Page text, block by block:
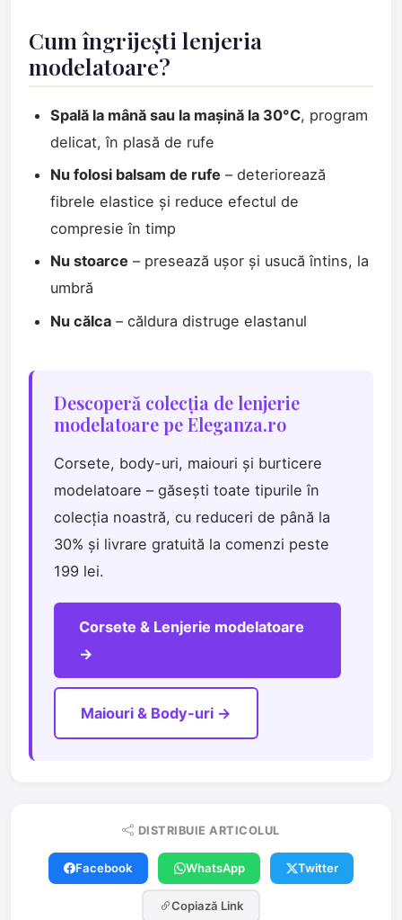
Cum îngrijești lenjeria
modelatoare?
Spală la mână sau la mașină la 30°C, program
delicat, în plasă de rufe
Nu folosi balsam de rufe – deteriorează
fibrele elastice și reduce efectul de
compresie în timp
Nu stoarce – presează ușor și usucă întins, la
umbră
Nu călca – căldura distruge elastanul
Descoperă colecția de lenjerie
modelatoare pe Eleganza.ro
Corsete, body-uri, maiouri și burticere
modelatoare – găsești toate tipurile în
colecția noastră, cu reduceri de până la
30% și livrare gratuită la comenzi peste
199 lei.
Corsete & Lenjerie modelatoare
→
Maiouri & Body-uri →
DISTRIBUIE ARTICOLUL
Facebook WhatsApp Twitter
Copiază Link